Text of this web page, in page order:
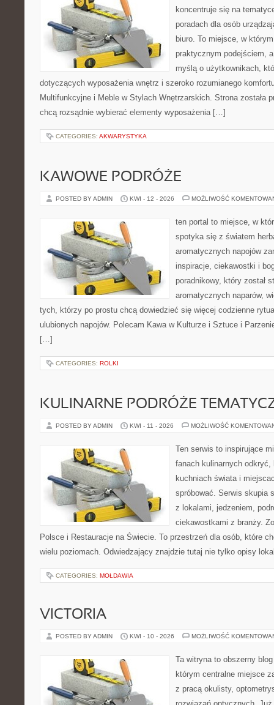
koncentruje się na
poradach dla osób
biuro. To miejsce, w
praktycznym podejściem,
myślą o użytkownikach,
dotyczących wyposażenia wnętrz i szeroko rozumianego
Multifunkcyjne i Meble w Stylach Wnętrzarskich. Strona została
chcą rozsądnie wybierać elementy wyposażenia […]
CATEGORIES: AKWARYSTYKA
KAWOWE PODRÓŻE
POSTED BY ADMIN KWI - 12 - 2026 MOŻLIWOŚĆ
ten portal to miejsce, w
spotyka się z światem
aromatycznych napojów
inspiracje, ciekawostki i
poradnikowy, który został
aromatycznych naparów,
tych, którzy po prostu chcą dowiedzieć się więcej codzienne
ulubionych napojów. Polecam Kawa w Kulturze i Sztuce i
[…]
CATEGORIES: ROLKI
KULINARNE PODRÓŻE
POSTED BY ADMIN KWI - 11 - 2026 MOŻLIWOŚĆ
Ten serwis to inspirujące
fanach kulinarnych
kuchniach świata i
spróbować. Serwis skupia
z lokalami, jedzeniem,
ciekawostkami z branży.
Polsce i Restauracje na Świecie. To przestrzeń dla osób, które
wielu poziomach. Odwiedzający znajdzie tutaj nie tylko opisy
CATEGORIES: MOŁDAWIA
VICTORIA
POSTED BY ADMIN KWI - 10 - 2026 MOŻLIWOŚĆ
Ta witryna to obszerny
którym centralne miejsce
z pracą okulisty,